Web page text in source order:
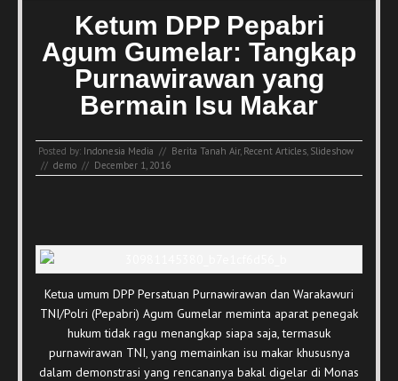
Ketum DPP Pepabri
Agum Gumelar: Tangkap
Purnawirawan yang
Bermain Isu Makar
Posted by: Indonesia Media // Berita Tanah Air, Recent Articles Slideshow
// demo // December 1, 2016
Ketua umum DPP Persatuan Purnawirawan dan Warakawuri
TNI/Polri (Pepabri) Agum Gumelar meminta aparat penegak
hukum tidak ragu menangkap siapa saja, termasuk
purnawirawan TNI, yang memainkan isu makar khususnya
dalam demonstrasi yang rencananya bakal digelar di Monas